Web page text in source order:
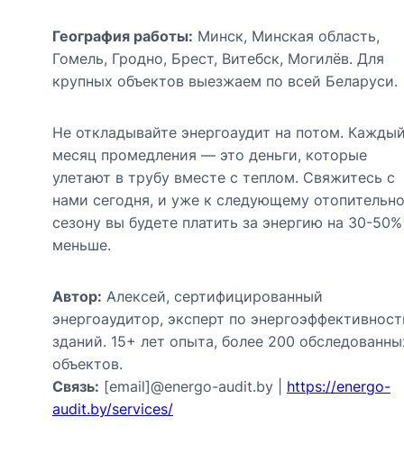
География работы: Минск, Минская область,
Гомель, Гродно, Брест, Витебск, Могилёв. Для
крупных объектов выезжаем по всей Беларуси.
Не откладывайте энергоаудит на потом.
месяц промедления — это деньги, которые
улетают в трубу вместе с теплом. Свяжитесь с
нами сегодня, и уже к следующему
сезону вы будете платить за энергию на 30-50%
меньше.
Автор: Алексей, сертифицированный
энергоаудитор, эксперт по
зданий. 15+ лет опыта, более 200
объектов.
Связь: [email]@energo-audit.by | https://energo-
audit.by/services/